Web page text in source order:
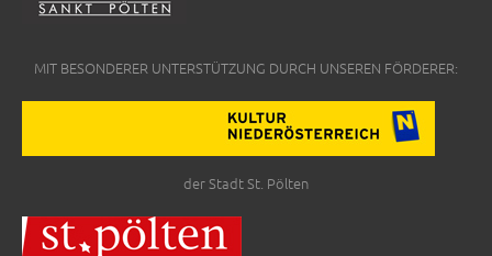
MIT BESONDERER UNTERSTÜTZUNG DURCH UNSEREN FÖRDERER:
der Stadt St. Pölten